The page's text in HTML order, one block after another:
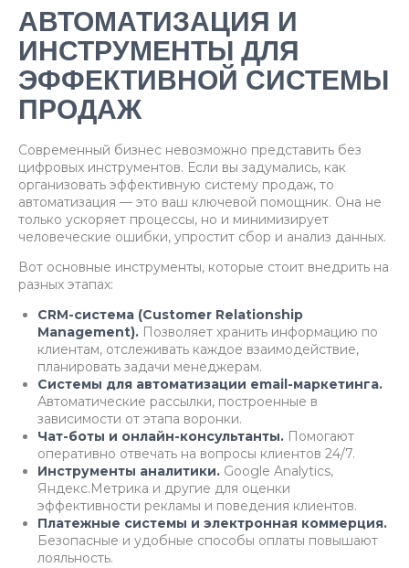
АВТОМАТИЗАЦИЯ И
ИНСТРУМЕНТЫ ДЛЯ
ЭФФЕКТИВНОЙ СИСТЕМЫ
ПРОДАЖ
Современный бизнес невозможно представить без
цифровых инструментов. Если вы задумались, как
организовать эффективную систему продаж, то
автоматизация — это ваш ключевой помощник. Она не
только ускоряет процессы, но и минимизирует
человеческие ошибки, упростит сбор и анализ данных.
Вот основные инструменты, которые стоит внедрить на
разных этапах:
CRM-система (Customer Relationship
Management). Позволяет хранить информацию по
клиентам, отслеживать каждое взаимодействие,
планировать задачи менеджерам.
Системы для автоматизации email-маркетинга.
Автоматические рассылки, построенные в
зависимости от этапа воронки.
Чат-боты и онлайн-консультанты. Помогают
оперативно отвечать на вопросы клиентов 24/7.
Инструменты аналитики. Google Analytics,
Яндекс.Метрика и другие для оценки
эффективности рекламы и поведения клиентов.
Платежные системы и электронная коммерция.
Безопасные и удобные способы оплаты повышают
лояльность.